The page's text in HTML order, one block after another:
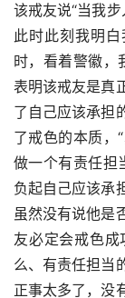
该戒友说“当我
此时此刻我明
时，看着警徽，
表明该戒友是真
了自己应该承担
了戒色的本质，
做一个有责任担
负起自己应该承
虽然没有说他是
友必定会戒色
么、有责任担当
正事太多了，没